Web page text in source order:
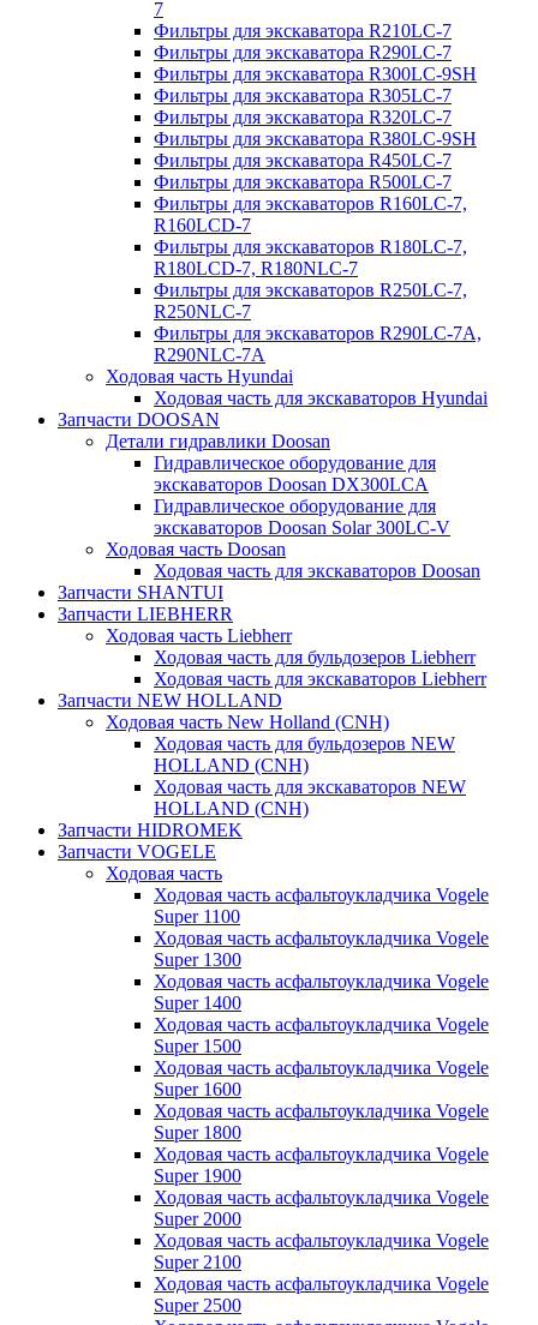
7
Фильтры для экскаватора R210LC-7
Фильтры для экскаватора R290LC-7
Фильтры для экскаватора R300LC-9SH
Фильтры для экскаватора R305LC-7
Фильтры для экскаватора R320LC-7
Фильтры для экскаватора R380LC-9SH
Фильтры для экскаватора R450LC-7
Фильтры для экскаватора R500LC-7
Фильтры для экскаваторов R160LC-7,
R160LCD-7
Фильтры для экскаваторов R180LC-7,
R180LCD-7, R180NLC-7
Фильтры для экскаваторов R250LC-7,
R250NLC-7
Фильтры для экскаваторов R290LC-7A,
R290NLC-7A
Ходовая часть Hyundai
Ходовая часть для экскаваторов Hyundai
Запчасти DOOSAN
Детали гидравлики Doosan
Гидравлическое оборудование для
экскаваторов Doosan DX300LCA
Гидравлическое оборудование для
экскаваторов Doosan Solar 300LC-V
Ходовая часть Doosan
Ходовая часть для экскаваторов Doosan
Запчасти SHANTUI
Запчасти LIEBHERR
Ходовая часть Liebherr
Ходовая часть для бульдозеров Liebherr
Ходовая часть для экскаваторов Liebherr
Запчасти NEW HOLLAND
Ходовая часть New Holland (CNH)
Ходовая часть для бульдозеров NEW
HOLLAND (CNH)
Ходовая часть для экскаваторов NEW
HOLLAND (CNH)
Запчасти HIDROMEK
Запчасти VOGELE
Ходовая часть
Ходовая часть асфальтоукладчика Vogele
Super 1100
Ходовая часть асфальтоукладчика Vogele
Super 1300
Ходовая часть асфальтоукладчика Vogele
Super 1400
Ходовая часть асфальтоукладчика Vogele
Super 1500
Ходовая часть асфальтоукладчика Vogele
Super 1600
Ходовая часть асфальтоукладчика Vogele
Super 1800
Ходовая часть асфальтоукладчика Vogele
Super 1900
Ходовая часть асфальтоукладчика Vogele
Super 2000
Ходовая часть асфальтоукладчика Vogele
Super 2100
Ходовая часть асфальтоукладчика Vogele
Super 2500